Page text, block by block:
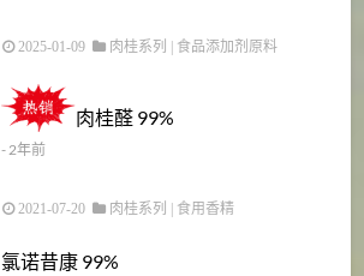
2025-01-09 肉桂系列 食品添加剂原料
肉桂醛 99%
- 2年前
2021-07-20 肉桂系列 食用香精
氯诺昔康 99%